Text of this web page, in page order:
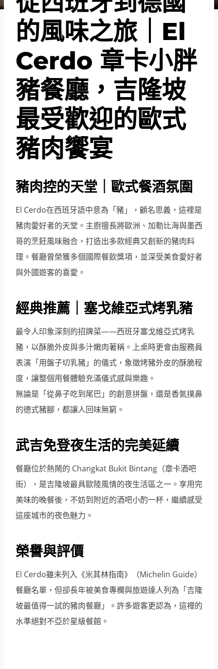
的風味之旅｜El
Cerdo 章卡小胖
豬餐廳，吉隆坡
最受歡迎的歐式
豬肉饗宴
豬肉控的天堂｜歐式餐酒氛圍
El Cerdo在西班牙語中意為「豬」，顧名思義，這裡是
豬肉愛好者的天堂。主廚擅長將歐洲、加勒比海與墨西
哥的烹飪風味融合，打造出多款經典又創新的豬肉料
理。餐廳曾榮獲多個國際餐飲獎項，並深受美食愛好者
與外國遊客的喜愛。
經典推薦｜塞戈維亞式烤乳豬
最令人印象深刻的招牌菜——西班牙塞戈維亞式烤乳
豬，以酥脆外皮與多汁嫩肉著稱。上桌時更會由服務員
表演「用盤子切乳豬」的儀式，象徵烤豬外皮的酥脆程
度，讓整個用餐體驗充滿儀式感與樂趣。
無論是「從鼻子吃到尾巴」的創意拼盤，還是香氣撲鼻
的德式豬腳，都讓人回味無窮。
武吉免登夜生活的完美延續
餐廳位於熱鬧的 Changkat Bukit Bintang（章卡酒吧
街），是吉隆坡最具歐陸風情的夜生活區之一。享用完
美味的晚餐後，不妨到附近的酒吧小酌一杯，繼續感受
這座城市的夜色魅力。
榮譽與評價
El Cerdo雖未列入《米其林指南》（Michelin Guide）
餐廳名單，但卻長年被美食專欄與旅遊達人列為「吉隆
坡最值得一試的豬肉餐廳」。許多遊客更認為，這裡的
水準絕對不亞於星級餐館。